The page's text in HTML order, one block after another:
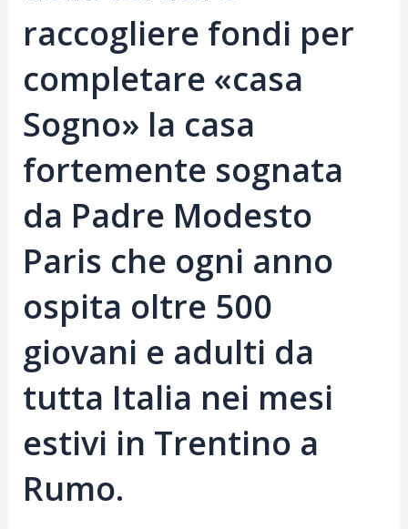
raccogliere fondi per
completare «casa
Sogno» la casa
fortemente sognata
da Padre Modesto
Paris che ogni anno
ospita oltre 500
giovani e adulti da
tutta Italia nei mesi
estivi in Trentino a
Rumo.